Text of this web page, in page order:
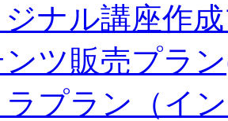
ジナル講座作
ツ販売プラ
プラン（イ